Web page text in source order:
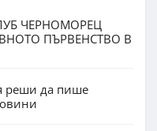
ЧЕРНОМОРЕЦ
ПЪРВЕНСТВО В
реши да пише